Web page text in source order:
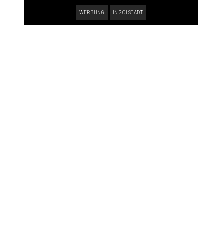
WERBUNG INGOLSTADT